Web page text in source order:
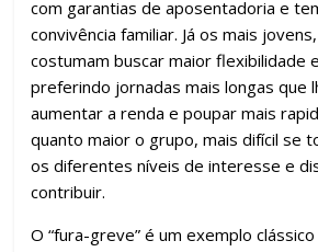
com garantias de aposentadoria e
convivência familiar. Já os mais
costumam buscar maior flexibilidade
preferindo jornadas mais longas que
aumentar a renda e poupar mais
quanto maior o grupo, mais difícil se
os diferentes níveis de interesse e
contribuir.
O “fura-greve” é um exemplo